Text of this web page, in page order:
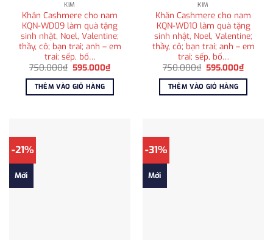
KIM
Khăn Cashmere cho nam
KQN-WD09 làm quà tặng
sinh nhật, Noel, Valentine;
thầy, cô; bạn trai; anh – em
trai; sếp, bố…
750.000₫ Giá
là:
750.000₫.
595.000₫Giá
tại
595.000₫.
THÊM VÀO GIỎ HÀNG
KIM
Khăn Cashmere cho nam
KQN-WD10 làm quà tặng
sinh nhật, Noel, Valentine;
thầy, cô; bạn trai; anh – em
trai; sếp, bố…
750.000₫ Giá
là:
750.000₫.
595.000₫Giá
tại
THÊM VÀO GIỎ HÀNG
-21%
Mới
-31%
Mới